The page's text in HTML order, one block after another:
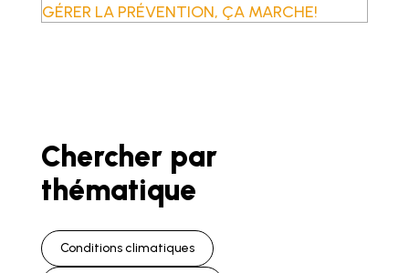
GÉRER LA PRÉVENTION, ÇA MARCHE!
Chercher par
thématique
Conditions climatiques